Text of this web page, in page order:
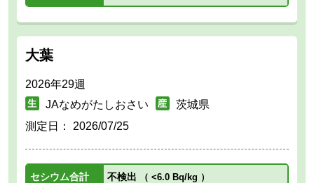
大葉
2026年29週
JAなめがたしおさい
茨城県
測定日： 2026/07/25
セシウム合計 不検出 （ <6.0 Bq/kg ）